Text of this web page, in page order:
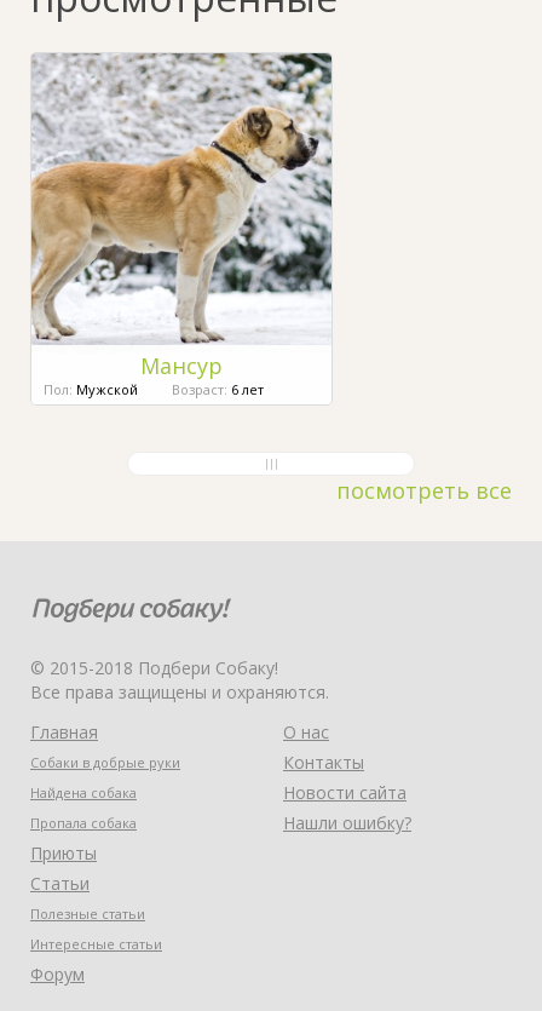
Мансур
Пол: Мужской Возраст: 6 лет
посмотреть все
© 2015-2018 Подбери Собаку!
Все права защищены и охраняются.
Главная
Собаки в добрые руки
Найдена собака
Пропала собака
Приюты
Статьи
Полезные статьи
Интересные статьи
Форум
О нас
Контакты
Новости сайта
Нашли ошибку?